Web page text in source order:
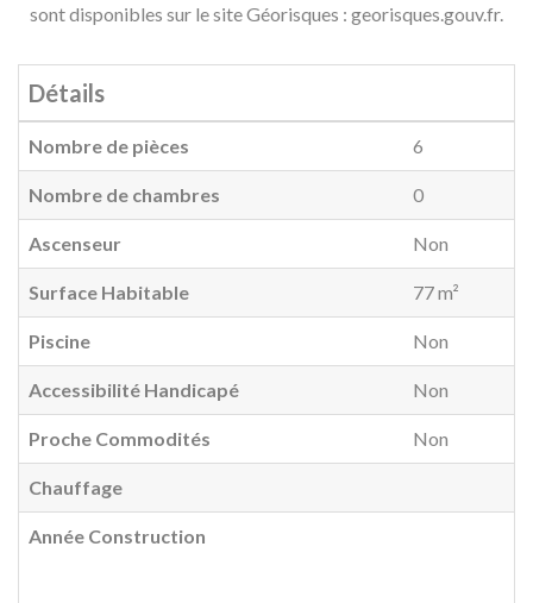
sont disponibles sur le site Géorisques : georisques.gouv.fr.
Détails
Nombre de pièces 6
Nombre de chambres 0
Ascenseur Non
Surface Habitable 77 m²
Piscine Non
Accessibilité Handicapé Non
Proche Commodités Non
Chauffage
Année Construction